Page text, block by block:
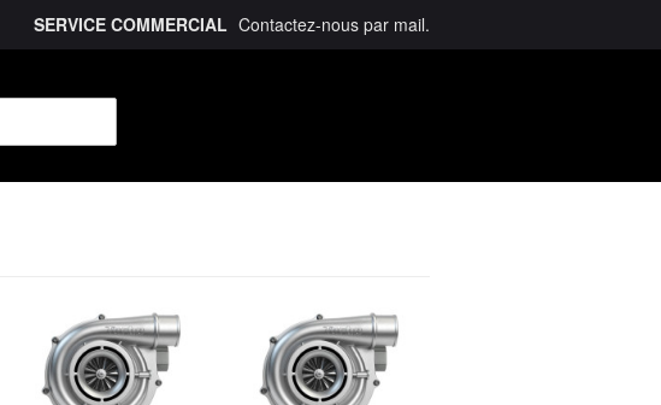
SERVICE COMMERCIAL Contactez-nous par mail.